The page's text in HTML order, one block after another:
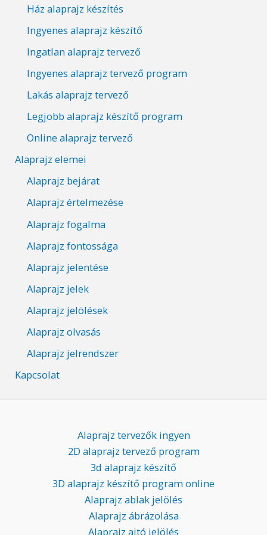
Ház alaprajz készítés
Ingyenes alaprajz készítő
Ingatlan alaprajz tervező
Ingyenes alaprajz tervező program
Lakás alaprajz tervező
Legjobb alaprajz készítő program
Online alaprajz tervező
Alaprajz elemei
Alaprajz bejárat
Alaprajz értelmezése
Alaprajz fogalma
Alaprajz fontossága
Alaprajz jelentése
Alaprajz jelek
Alaprajz jelölések
Alaprajz olvasás
Alaprajz jelrendszer
Kapcsolat
Alaprajz tervezők ingyen
2D alaprajz tervező program
3d alaprajz készítő
3D alaprajz készítő program online
Alaprajz ablak jelölés
Alaprajz ábrázolása
Alaprajz ajtó jelölés